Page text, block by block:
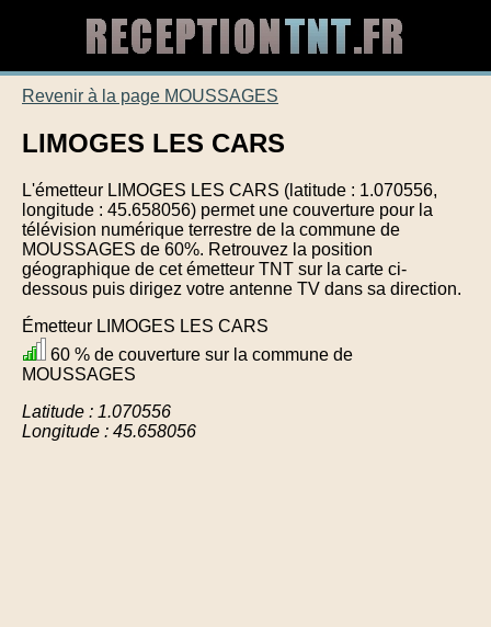
Revenir à la page MOUSSAGES
LIMOGES LES CARS
L'émetteur LIMOGES LES CARS (latitude : 1.070556,
longitude : 45.658056) permet une couverture pour la
télévision numérique terrestre de la commune de
MOUSSAGES de 60%. Retrouvez la position
géographique de cet émetteur TNT sur la carte ci-
dessous puis dirigez votre antenne TV dans sa direction.
Émetteur LIMOGES LES CARS
60 % de couverture sur la commune de
MOUSSAGES
Latitude : 1.070556
Longitude : 45.658056